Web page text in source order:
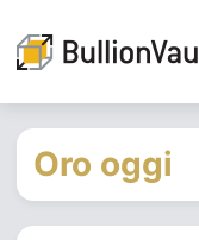
Oro oggi